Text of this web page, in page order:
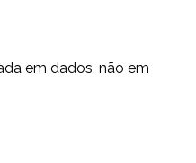
em dados, não em